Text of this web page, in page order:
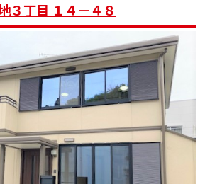
３丁目 １４－４８